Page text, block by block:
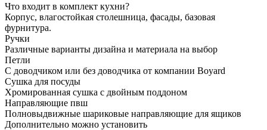
Что входит в комплект кухни?
Корпус, влагостойкая столешница, фасады, базовая
фурнитура.
Ручки
Различные варианты дизайна и материала на выбор
Петли
С доводчиком или без доводчика от компании Boyard
Сушка для посуды
Хромированная сушка с двойным поддоном
Направляющие пвш
Полновыдвижные шариковые направляющие для ящиков
Дополнительно можно установить